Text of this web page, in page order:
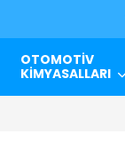
OTOMOTİV
KİMYASALLARI